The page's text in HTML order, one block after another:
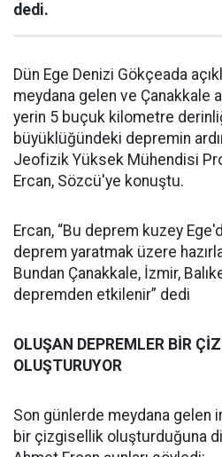
dedi.
Dün Ege Denizi Gökçeada
meydana gelen ve Çanakkale
yerin 5 buçuk kilometre
büyüklüğündeki depremin
Jeofizik Yüksek Mühendisi
Ercan, Sözcü'ye konuştu.
Ercan, “Bu deprem kuzey
deprem yaratmak üzere
Bundan Çanakkale, İzmir,
depremden etkilenir” dedi
OLUŞAN DEPREMLER BİR
OLUŞTURUYOR
Son günlerde meydana gelen
bir çizgisellik oluşturduğuna